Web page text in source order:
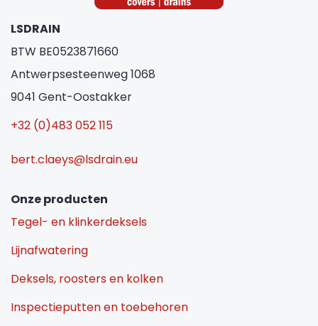
LSDRAIN
BTW BE0523871660
Antwerpsesteenweg 1068
9041 Gent-Oostakker
+32 (0)483 052 115
bert.claeys@lsdrain.eu
Onze producten
Tegel- en klinkerdeksels
Lijnafwatering
Deksels, roosters en kolken
Inspectieputten en toebehoren